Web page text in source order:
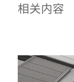
相关内容